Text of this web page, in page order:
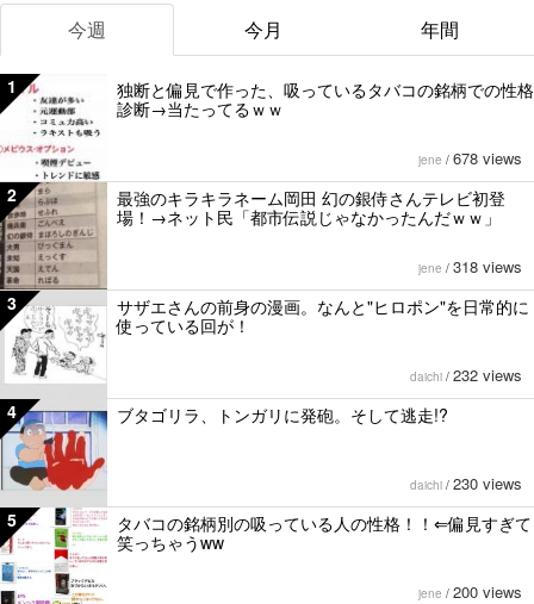
今週 今月 年間
1
独断と偏見で作った、吸っているタバコの銘柄での性格
診断→当たってるｗｗ
jene / 678 views
2
最強のキラキラネーム岡田 幻の銀侍さんテレビ初登
場！→ネット民「都市伝説じゃなかったんだｗｗ」
jene / 318 views
3
サザエさんの前身の漫画。なんと"ヒロポン"を日常的に
使っている回が！
daichi / 232 views
4 ブタゴリラ、トンガリに発砲。そして逃走!?
daichi / 230 views
5
タバコの銘柄別の吸っている人の性格！！⇐偏見すぎて
笑っちゃうww
jene / 200 views